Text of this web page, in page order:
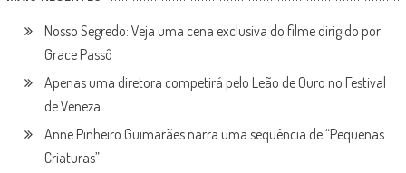
Nosso Segredo: Veja uma cena exclusiva do filme dirigido por
Grace Passô
Apenas uma diretora competirá pelo Leão de Ouro no Festival
de Veneza
Anne Pinheiro Guimarães narra uma sequência de “Pequenas
Criaturas”